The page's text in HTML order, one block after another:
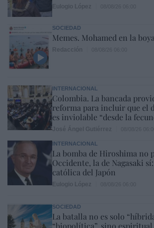
SOCIEDAD
Memes. Mohamed en la boya
INTERNACIONAL
Colombia. La bancada
reforma para incluir que el
es inviolable “desde la
INTERNACIONAL
La bomba de Hiroshima no
Occidente, la de Nagasaki
católica del Japón
SOCIEDAD
La batalla no es solo
“biopolítica”, sino